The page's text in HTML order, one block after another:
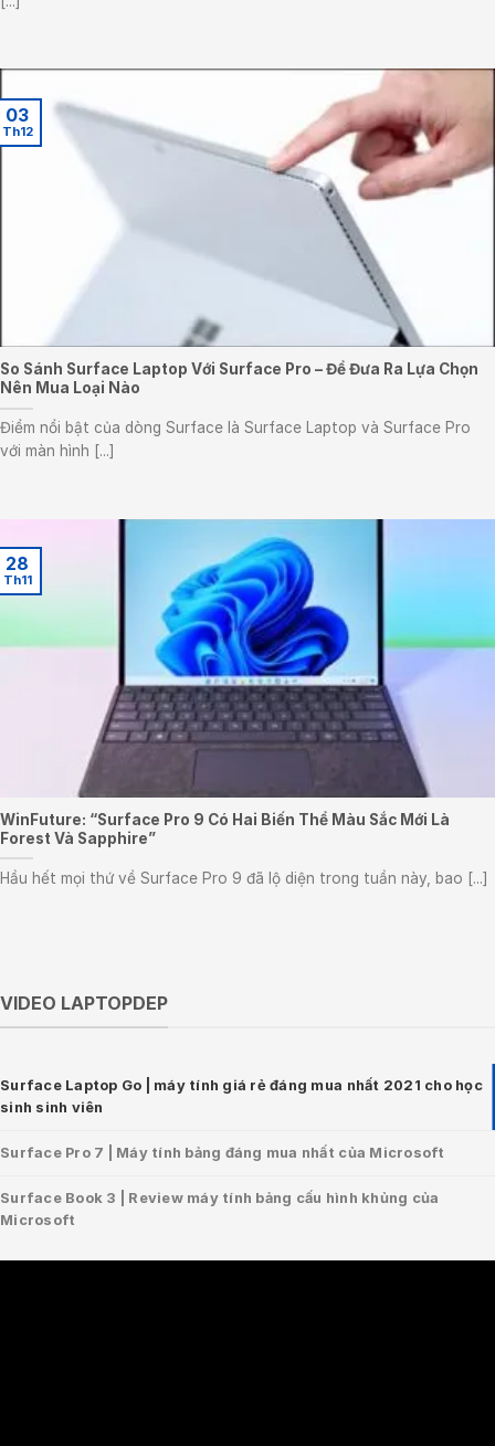
So Sánh Surface Laptop Với Surface Pro – Để Đưa Ra Lựa Chọn
Nên Mua Loại Nào
Điểm nổi bật của dòng Surface là Surface Laptop và Surface Pro
với màn hình [...]
03
Th12
WinFuture: “Surface Pro 9 Có Hai Biến Thể Màu Sắc Mới Là
Forest Và Sapphire”
Hầu hết mọi thứ về Surface Pro 9 đã lộ diện trong tuần này, bao [...]
28
Th11
VIDEO LAPTOPDEP
Surface Laptop Go | máy tính giá rẻ đáng mua nhất 2021 cho học
sinh sinh viên
Surface Pro 7 | Máy tính bảng đáng mua nhất của Microsoft
Surface Book 3 | Review máy tính bảng cấu hình khủng của
Microsoft